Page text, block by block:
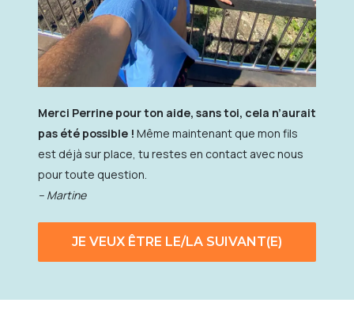
Merci Perrine pour ton aide, sans toi, cela n’aurait
pas été possible ! Même maintenant que mon fils
est déjà sur place, tu restes en contact avec nous
pour toute question.
– Martine
JE VEUX ÊTRE LE/LA SUIVANT(E)